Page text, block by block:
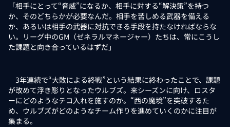
「相手にとって“脅威”になるか、相手に対する“解決策”を持つ
か、そのどちらかが必要なんだ。相手を苦しめる武器を備える
か、あるいは相手の武器に対抗できる手段を持たなければならな
い。リーグ中のGM（ゼネラルマネージャー）たちは、常にこうし
た課題と向き合っているはずだ」
3年連続で“大敗による終戦”という結果に終わったことで、課題
が改めて浮き彫りとなったウルブズ。来シーズンに向け、ロスタ
ーにどのようなテコ入れを施すのか。“西の魔境”を突破するた
め、ウルブズがどのようなチーム作りを進めていくのかに注目が
集まる。